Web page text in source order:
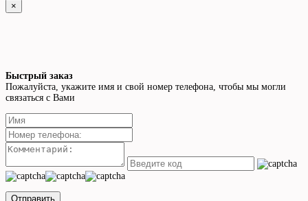
×
Быстрый заказ
Пожалуйста, укажите имя и свой номер телефона, чтобы мы могли
связаться с Вами
Отправить